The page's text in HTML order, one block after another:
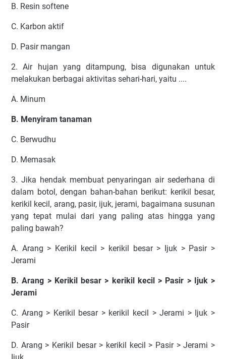
B. Resin softene
C. Karbon aktif
D. Pasir mangan
2. Air hujan yang ditampung, bisa digunakan untuk
melakukan berbagai aktivitas sehari-hari, yaitu ....
A. Minum
B. Menyiram tanaman
C. Berwudhu
D. Memasak
3. Jika hendak membuat penyaringan air sederhana di
dalam botol, dengan bahan-bahan berikut: kerikil besar,
kerikil kecil, arang, pasir, ijuk, jerami, bagaimana susunan
yang tepat mulai dari yang paling atas hingga yang
paling bawah?
A. Arang > Kerikil kecil > kerikil besar > Ijuk > Pasir >
Jerami
B. Arang > Kerikil besar > kerikil kecil > Pasir > Ijuk >
Jerami
C. Arang > Kerikil besar > kerikil kecil > Jerami > Ijuk >
Pasir
D. Arang > Kerikil besar > kerikil kecil > Pasir > Jerami >
Ijuk